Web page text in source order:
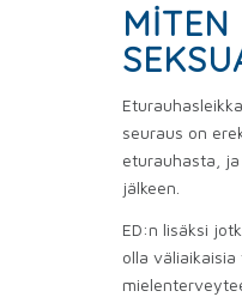
MITEN
seuraus on
eturauhasta,
jälkeen.
ED:n lisäksi
olla